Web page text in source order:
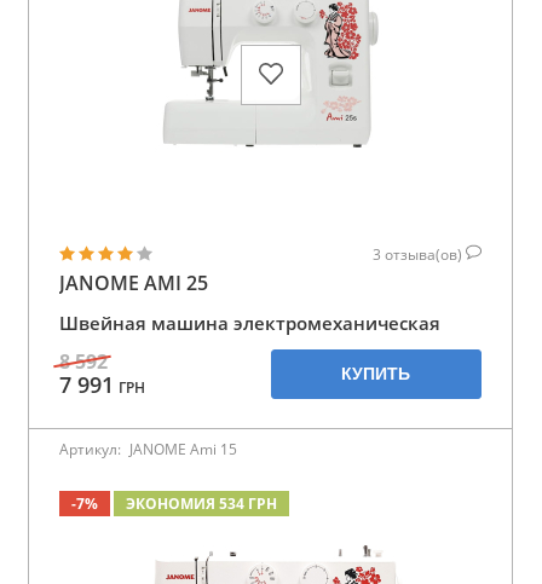
3 отзыва(ов)
JANOME AMI 25
Швейная машина электромеханическая
8 592
7 991 ГРН
КУПИТЬ
Артикул: JANOME Ami 15
-7% ЭКОНОМИЯ 534 ГРН